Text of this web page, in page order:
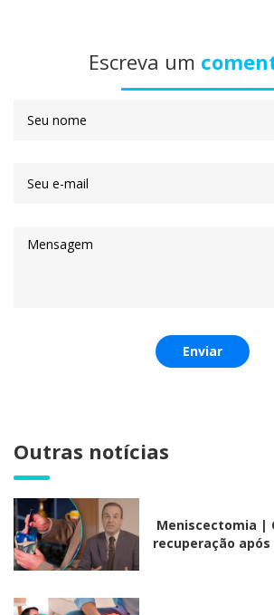
Escreva um
Enviar
Outras notícias
Meniscectomia |
recuperação